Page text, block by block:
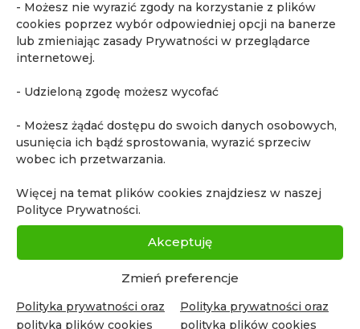
- Możesz nie wyrazić zgody na korzystanie z plików
cookies poprzez wybór odpowiedniej opcji na banerze
lub zmieniając zasady Prywatności w przeglądarce
internetowej.
- Udzieloną zgodę możesz wycofać
- Możesz żądać dostępu do swoich danych osobowych,
usunięcia ich bądź sprostowania, wyrazić sprzeciw
wobec ich przetwarzania.
Więcej na temat plików cookies znajdziesz w naszej
Polityce Prywatności.
Akceptuję
Zmień preferencje
Polityka prywatności oraz
polityka plików cookies
Polityka prywatności oraz
polityka plików cookies
MR serca MR w endometriozie
MR w ginekologii MR whole body
najczęstsze pytania o rezonans magnetyczny
powikłania po covid-19 profilaktyka
rak pęcherza moczowego rezonans dzieci
rezonans głowy rezonans magnetyczny
rezonans magnetyczny całego ciała
rezonans magnetyczny nerek
rezonans magnetyczny Piaseczno
rezonans magnetyczny pęcherza moczowego